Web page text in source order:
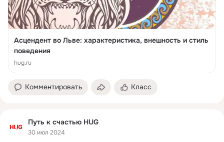
Асцендент во Льве: характеристика, внешность и стиль
поведения
hug.ru
Комментировать Класс
Путь к счастью HUG
30 июл 2024